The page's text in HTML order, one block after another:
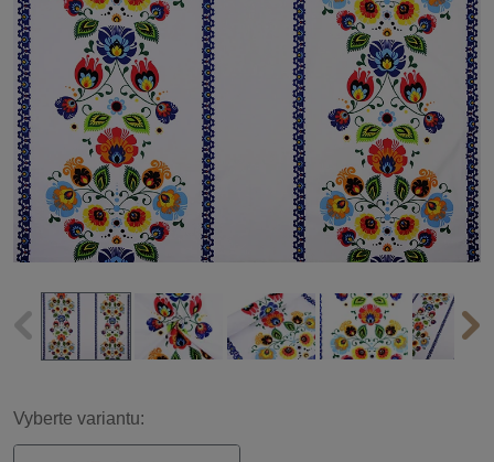
Vyberte variantu: